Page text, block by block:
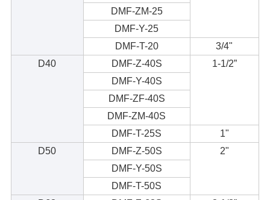
DMF-ZM-25
DMF-Y-25
DMF-T-20
3/4"
D40
DMF-Z-40S
1-1/2”
DMF-Y-40S
DMF-ZF-40S
DMF-ZM-40S
DMF-T-25S
1"
D50
DMF-Z-50S
2"
DMF-Y-50S
DMF-T-50S